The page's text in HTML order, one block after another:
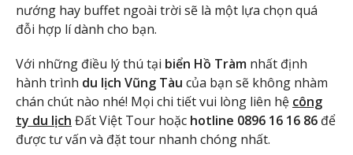
nướng hay buffet ngoài trời sẽ là một lựa chọn quá
đỗi hợp lí dành cho bạn.
Với những điều lý thú tại biển Hồ Tràm nhất định
hành trình du lịch Vũng Tàu của bạn sẽ không nhàm
chán chút nào nhé! Mọi chi tiết vui lòng liên hệ công
ty du lịch Đất Việt Tour hoặc hotline 0896 16 16 86 để
được tư vấn và đặt tour nhanh chóng nhất.